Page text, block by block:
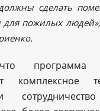
сделать
пожилых людей»,
программа
комплексное